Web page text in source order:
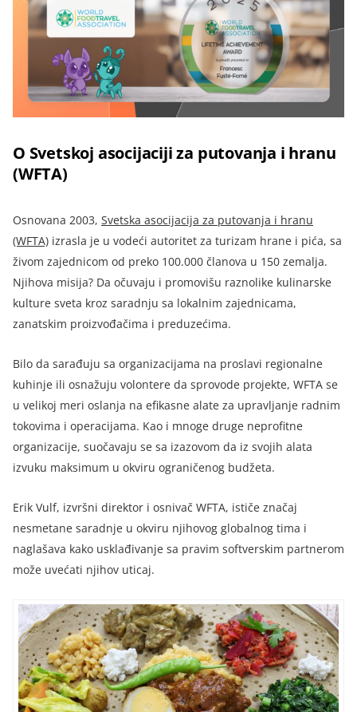
O Svetskoj asocijaciji za putovanja i hranu
(WFTA)
Osnovana 2003, Svetska asocijacija za putovanja i hranu
(WFTA) izrasla je u vodeći autoritet za turizam hrane i pića, sa
živom zajednicom od preko 100.000 članova u 150 zemalja.
Njihova misija? Da očuvaju i promovišu raznolike kulinarske
kulture sveta kroz saradnju sa lokalnim zajednicama,
zanatskim proizvođačima i preduzećima.
Bilo da sarađuju sa organizacijama na proslavi regionalne
kuhinje ili osnažuju volontere da sprovode projekte, WFTA se
u velikoj meri oslanja na efikasne alate za upravljanje radnim
tokovima i operacijama. Kao i mnoge druge neprofitne
organizacije, suočavaju se sa izazovom da iz svojih alata
izvuku maksimum u okviru ograničenog budžeta.
Erik Vulf, izvršni direktor i osnivač WFTA, ističe značaj
nesmetane saradnje u okviru njihovog globalnog tima i
naglašava kako usklađivanje sa pravim softverskim partnerom
može uvećati njihov uticaj.